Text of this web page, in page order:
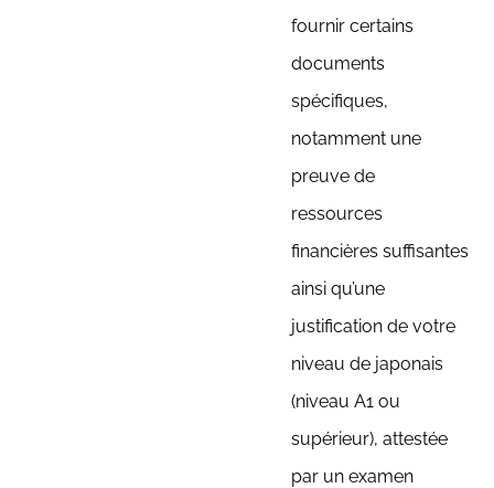
fournir certains
documents
spécifiques,
notamment une
preuve de
ressources
financières suffisantes
ainsi qu’une
justification de votre
niveau de japonais
(niveau A1 ou
supérieur), attestée
par un examen